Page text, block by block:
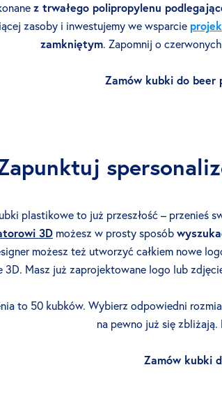
z trwałego polipropylenu
zasoby i inwestujemy we wsparcie
zamkniętym. Zapomnij o
Zamów kubki do beer
plastikowe to już przeszłość – przenieś
3D możesz w prosty sposób
możesz też utworzyć całkiem nowe
Masz już zaprojektowane logo lub
to 50 kubków. Wybierz odpowiedni
na pewno już się
Zamów kubki